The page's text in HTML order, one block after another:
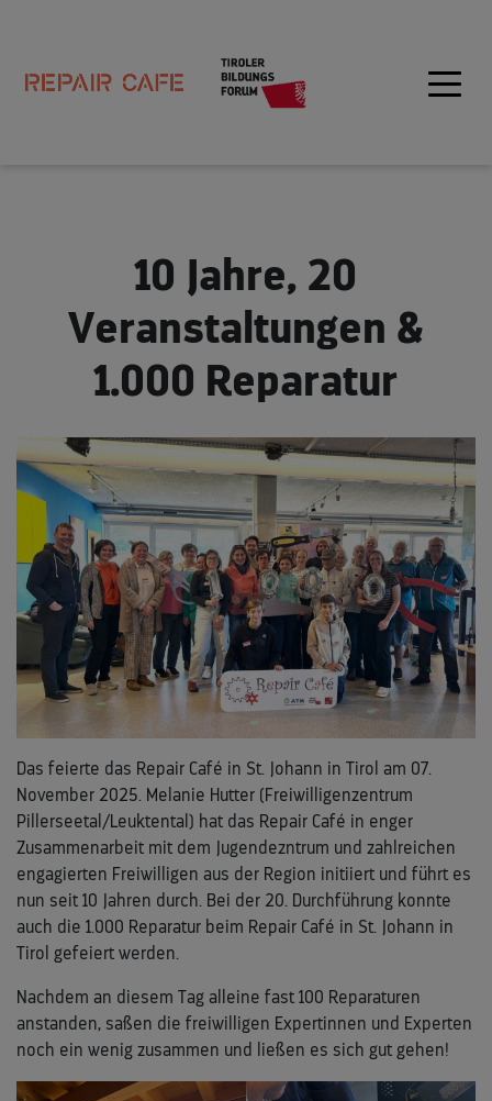
10 Jahre, 20
Veranstaltungen &
1.000 Reparatur
Das feierte das Repair Café in St. Johann in Tirol am 07.
November 2025. Melanie Hutter (Freiwilligenzentrum
Pillerseetal/Leuktental) hat das Repair Café in enger
Zusammenarbeit mit dem Jugendezntrum und zahlreichen
engagierten Freiwilligen aus der Region initiiert und führt es
nun seit 10 Jahren durch. Bei der 20. Durchführung konnte
auch die 1.000 Reparatur beim Repair Café in St. Johann in
Tirol gefeiert werden.
Nachdem an diesem Tag alleine fast 100 Reparaturen
anstanden, saßen die freiwilligen Expertinnen und Experten
noch ein wenig zusammen und ließen es sich gut gehen!